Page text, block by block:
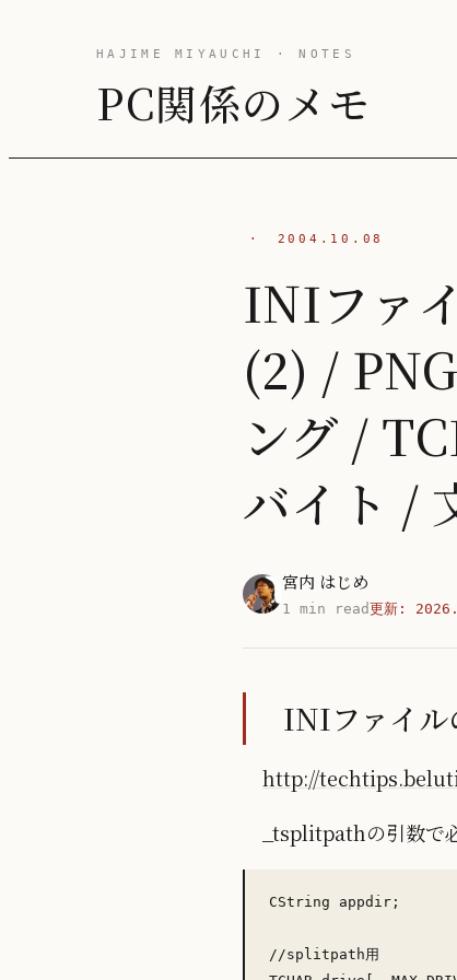
HAJIME MIYAUCHI · NOTES
PC関係のメモ
· 2004.10.08
INIファ
(2) /
ング /
バイト /
宮内 はじめ
1 min read更新:
INIファイル
http://
_tsplitpathの引数で
CString appdir;
//splitpath用